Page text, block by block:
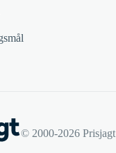
© 2000-2026 Prisjagt